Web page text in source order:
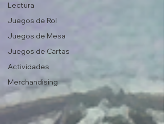
Lectura
Juegos de Rol
Juegos de Mesa
Juegos de Cartas
Actividades
Merchandising